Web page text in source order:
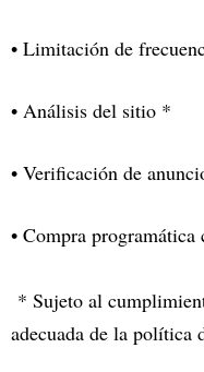
• Limitación de
• Análisis del sitio *
• Verificación de
• Compra programática
* Sujeto al
adecuada de la política